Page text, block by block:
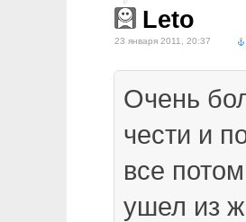
Leto
23 января 2011, 20:37
Очень
чести и
все
ушел из